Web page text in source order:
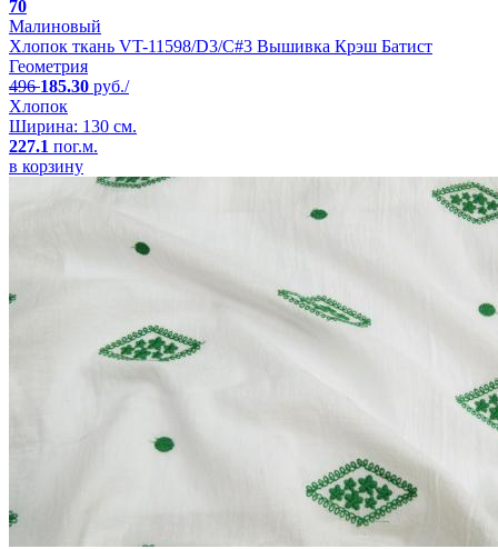
70
Малиновый
Хлопок ткань VT-11598/D3/C#3 Вышивка Крэш Батист
Геометрия
496185.30 руб./
Хлопок
Ширина: 130 см.
227.1 пог.м.
в корзину